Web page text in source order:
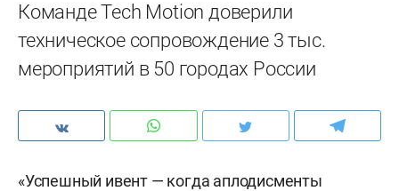
Команде Tech Motion доверили
техническое сопровождение 3 тыс.
мероприятий в 50 городах России
«Успешный ивент — когда аплодисменты